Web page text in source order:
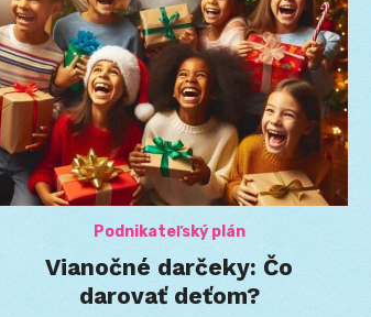
Podnikateľský plán
Vianočné darčeky: Čo
darovať deťom?